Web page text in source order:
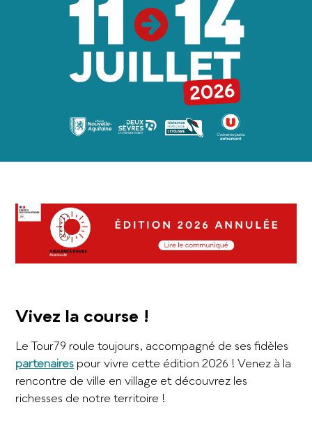
Vivez la course !
Le Tour79 roule toujours, accompagné de ses fidèles
partenaires pour vivre cette édition 2026 ! Venez à la
rencontre de ville en village et découvrez les
richesses de notre territoire !